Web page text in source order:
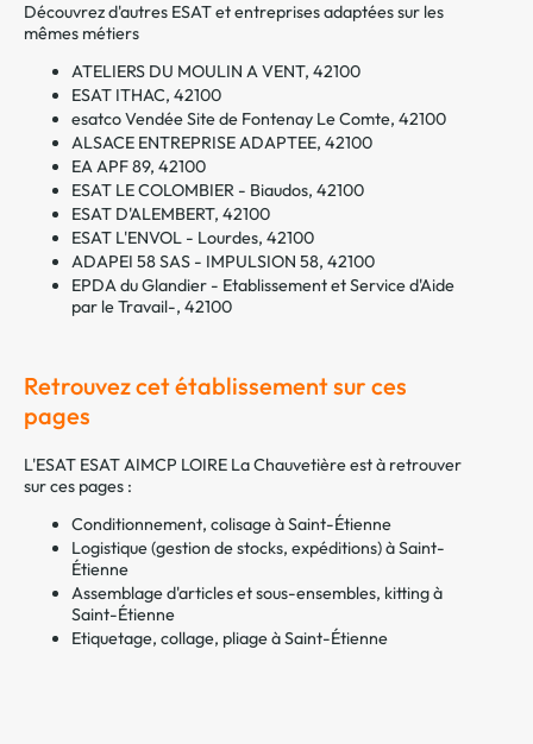
Découvrez d'autres ESAT et entreprises adaptées sur les
mêmes métiers
ATELIERS DU MOULIN A VENT, 42100
ESAT ITHAC, 42100
esatco Vendée Site de Fontenay Le Comte, 42100
ALSACE ENTREPRISE ADAPTEE, 42100
EA APF 89, 42100
ESAT LE COLOMBIER - Biaudos, 42100
ESAT D'ALEMBERT, 42100
ESAT L'ENVOL - Lourdes, 42100
ADAPEI 58 SAS - IMPULSION 58, 42100
EPDA du Glandier - Etablissement et Service d'Aide
par le Travail-, 42100
Retrouvez cet établissement sur ces
pages
L'ESAT ESAT AIMCP LOIRE La Chauvetière est à retrouver
sur ces pages :
Conditionnement, colisage à Saint-Étienne
Logistique (gestion de stocks, expéditions) à Saint-
Étienne
Assemblage d'articles et sous-ensembles, kitting à
Saint-Étienne
Etiquetage, collage, pliage à Saint-Étienne